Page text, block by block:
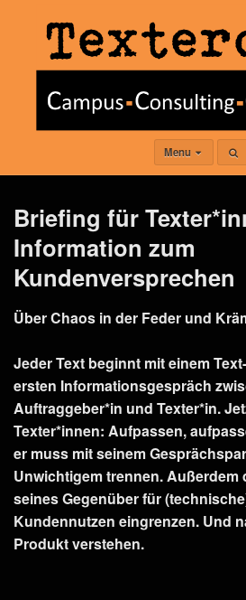
Menu
Briefing für
Information zum
Kundenversprechen
Über Chaos in der Feder und
Jeder Text beginnt mit einem
ersten Informationsgespräch
Auftraggeber*in und Texter*in.
Texter*innen: Aufpassen,
er muss mit seinem
Unwichtigem trennen. Außerdem
seines Gegenüber für
Kundennutzen eingrenzen. Und
Produkt verstehen.